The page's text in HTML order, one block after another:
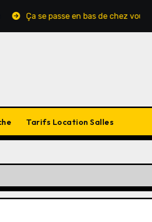
en bas de chez vous La fête
Tarifs Location Salles